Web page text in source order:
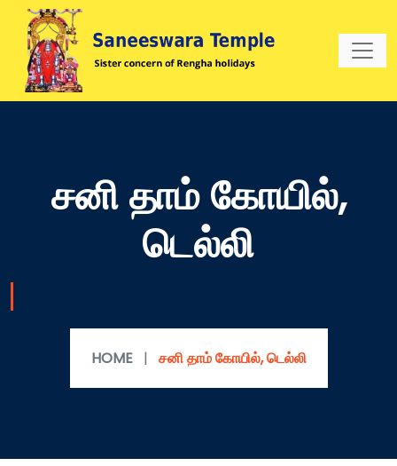
சனி தாம் கோயில்,
டெல்லி
HOME | சனி தாம் கோயில், டெல்லி